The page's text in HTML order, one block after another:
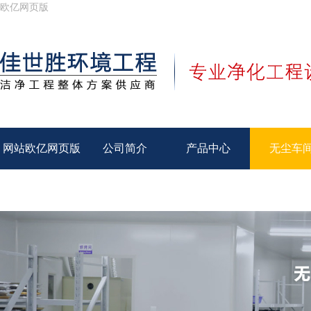
欧亿网页版
网站欧亿网页版 公司简介 产品中心 无尘车